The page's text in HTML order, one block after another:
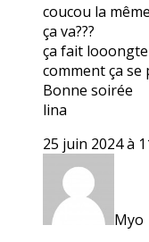
coucou la
ça va???
ça fait
comment ça se
Bonne soirée
lina
25 juin 2024 à
Myo